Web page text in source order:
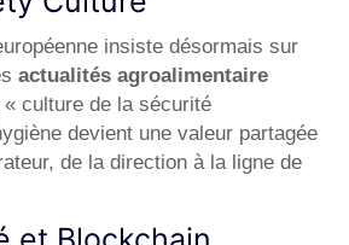
insiste désormais sur
actualités agroalimentaire
culture de la sécurité
devient une valeur partagée
de la direction à la ligne de